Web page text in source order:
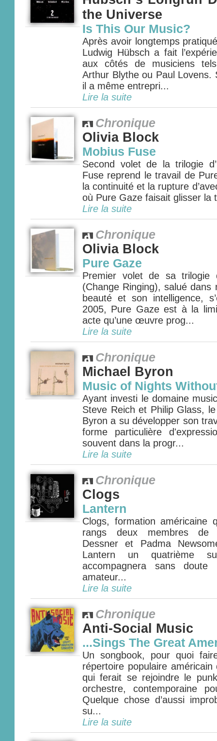
the Universe
Is This Our Music?
Après avoir longtemps
Ludwig Hübsch a fait
aux côtés de musiciens
Arthur Blythe ou Paul Lovens.
il a même entrepri...
Lire la suite
Chronique
Olivia Block
Mobius Fuse
Second volet de la trilogie
Fuse reprend le travail de
la continuité et la rupture
où Pure Gaze faisait glisser la
Lire la suite
Chronique
Olivia Block
Pure Gaze
Premier volet de sa trilogie
(Change Ringing), salué dans
beauté et son intelligence,
2005, Pure Gaze est à la
acte qu’une œuvre prog...
Lire la suite
Chronique
Michael Byron
Music of Nights
Ayant investi le domaine
Steve Reich et Philip Glass,
Byron a su développer son
forme particulière
souvent dans la progr...
Lire la suite
Chronique
Clogs
Lantern
Clogs, formation américaine
rangs deux membres de
Dessner et Padma
Lantern un quatrième
accompagnera sans
amateur...
Lire la suite
Chronique
Anti-Social Music
...Sings The Great
Un songbook, pour quoi
répertoire populaire
qui ferait se rejoindre le
orchestre, contemporaine
Quelque chose d’aussi
su...
Lire la suite